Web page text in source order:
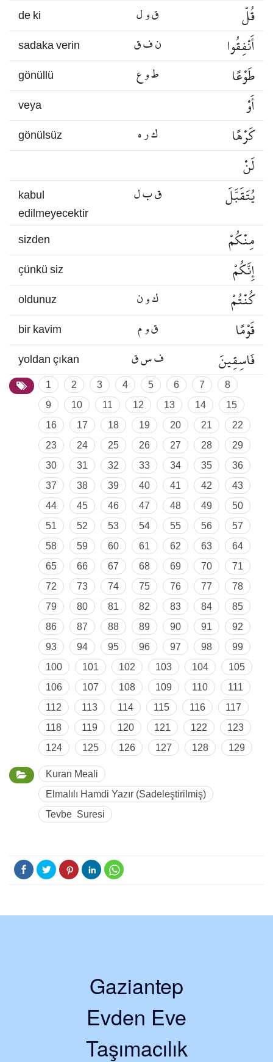
de ki ق و ل قُلْ
sadaka verin ن ف ق أَنْفِقُوا
gönüllü ط و ع طَوْعًا
veya أَوْ
gönülsüz ك ر ه
كَرْهًا
لَنْ
kabul
edilmeyecektir
ق ب ل يُتَقَبَّلَ
sizden مِنْكُمْ
çünkü siz إِنَّكُمْ
oldunuz ك و ن كُنْتُمْ
bir kavim ق و م قَوْمًا
yoldan çıkan ف س ق فَاسِقِينَ
1 2 3 4 5 6 7
8
9
10 11 12 13 14
15
16
17 18 19 20 21
22
23
24 25 26 27 28
29
30
31 32 33 34 35
36
37
38 39 40 41 42
43
44
45 46 47 48 49
50
51
52 53 54 55 56
57
58
59 60 61 62 63
64
65
66 67 68 69 70
71
72
73 74 75 76 77
78
79
80 81 82 83 84
85
86
87 88 89 90 91
92
93
94 95 96 97 98
99
100
101 102 103 104
105
106
107 108 109 110
111
112
113 114 115 116
117
118
119 120 121 122
123
124
125 126 127 128 129
Kuran Meali
Elmalılı Hamdi Yazır (Sadeleştirilmiş)
Tevbe Suresi
Gaziantep
Evden Eve
Taşımacılık